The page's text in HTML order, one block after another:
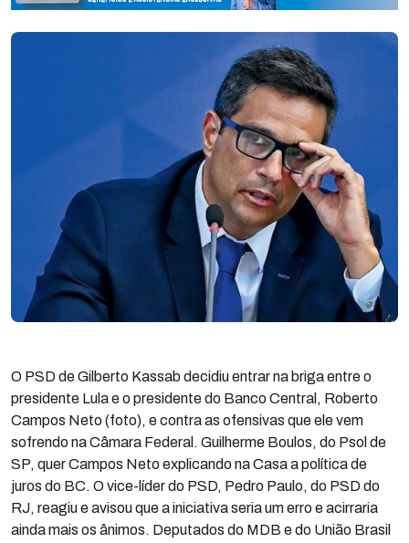
O PSD de Gilberto Kassab decidiu entrar na briga entre o
presidente Lula e o presidente do Banco Central, Roberto
Campos Neto (foto), e contra as ofensivas que ele vem
sofrendo na Câmara Federal. Guilherme Boulos, do Psol de
SP, quer Campos Neto explicando na Casa a política de
juros do BC. O vice-líder do PSD, Pedro Paulo, do PSD do
RJ, reagiu e avisou que a iniciativa seria um erro e acirraria
ainda mais os ânimos. Deputados do MDB e do União Brasil